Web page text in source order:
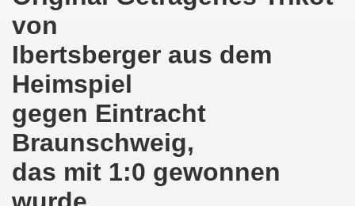
von
Ibertsberger aus dem
Heimspiel
gegen Eintracht
Braunschweig,
das mit 1:0 gewonnen